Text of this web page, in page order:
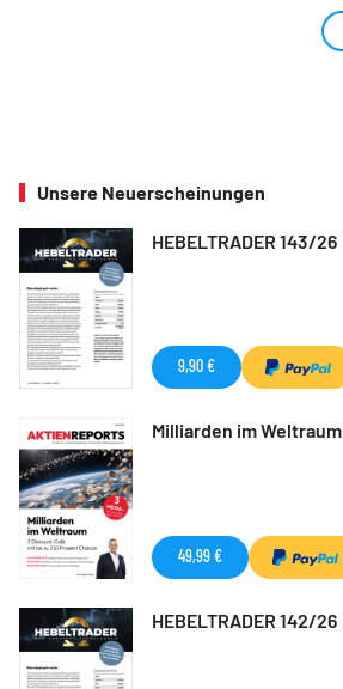
Unsere Neuerscheinungen
HEBELTRADER 143/26
9,90 €
Milliarden im Weltraum
49,99 €
HEBELTRADER 142/26